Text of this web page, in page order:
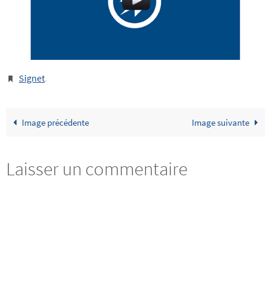
Signet.
Image précédente Image suivante
Laisser un commentaire